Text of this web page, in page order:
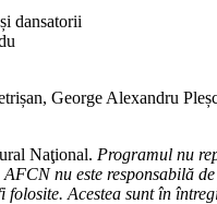
dansatorii
George Alexandru
Naţional. Programul nu
nu este responsabilă
folosite. Acestea sunt în